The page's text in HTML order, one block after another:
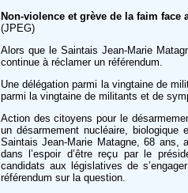
Non-violence et grève de la faim face
(JPEG)
Alors que le Saintais Jean-Marie
continue à réclamer un référendum.
Une délégation parmi la vingtaine de
parmi la vingtaine de militants et de
Action des citoyens pour le
un désarmement nucléaire,
Saintais Jean-Marie Matagne, 68 ans,
dans l’espoir d’être reçu par le
candidats aux législatives de
référendum sur la question.